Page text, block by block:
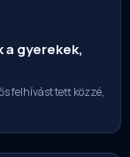
a gyerekek,
felhívást tett közzé,